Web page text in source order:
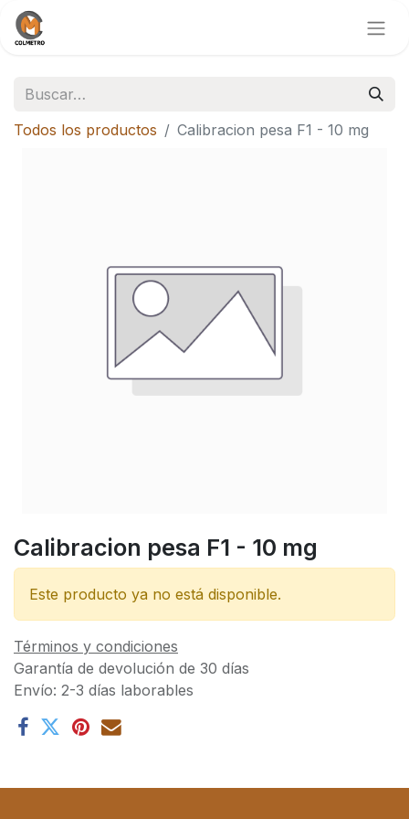
Todos los productos Calibracion pesa F1 - 10 mg
Calibracion pesa F1 - 10 mg
Este producto ya no está disponible.
Términos y condiciones
Garantía de devolución de 30 días
Envío: 2-3 días laborables